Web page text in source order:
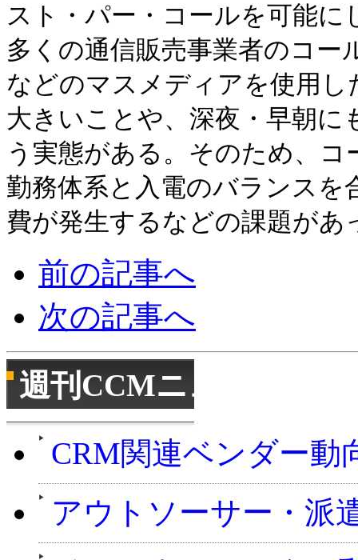
スト・パー・コールを可能に
多くの通信販売事業者のコー
などのマスメディアを使用
大きいことや、深夜・早朝
う実態がある。そのため、
勤務体系と入電のバランスを
費が発生するなどの課題があ
前の記事へ
次の記事へ
週刊CCMニュース
CRM関連ベンダー動
アウトソーサー・派